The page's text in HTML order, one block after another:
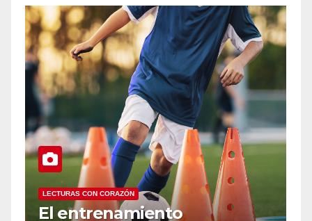
LECTURAS CON CORAZÓN
Infancias interrumpidas: lo